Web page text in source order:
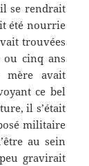
se rendrait
été nourrie
trouvées
ou cinq ans
mère avait
ce bel
il s’était
militaire
au sein
gravirait